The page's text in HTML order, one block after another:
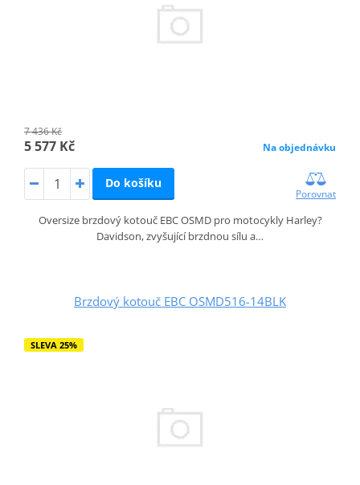
7 436 Kč
5 577 Kč Na objednávku
Do košíku
Porovnat
Oversize brzdový kotouč EBC OSMD pro motocykly Harley?
Davidson, zvyšující brzdnou sílu a…
Brzdový kotouč EBC OSMD516-14BLK
SLEVA 25%